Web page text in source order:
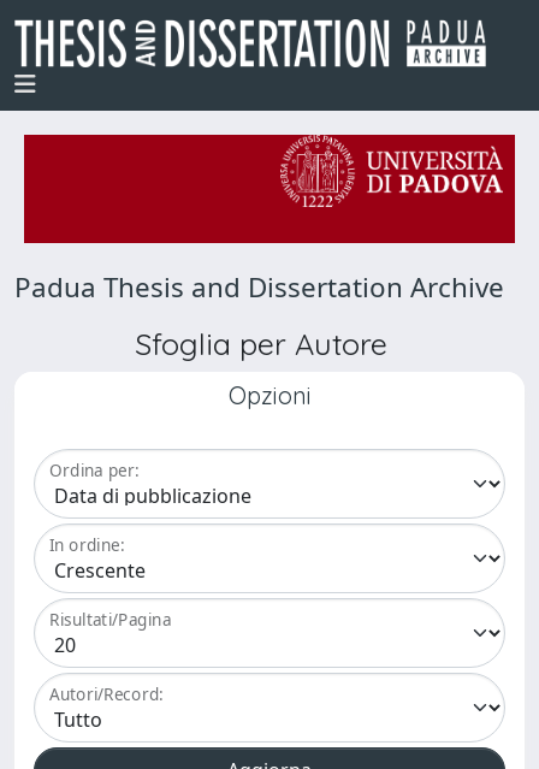
Padua Thesis and Dissertation Archive
Sfoglia per Autore
Opzioni
Ordina per:
In ordine:
Risultati/Pagina
Autori/Record: